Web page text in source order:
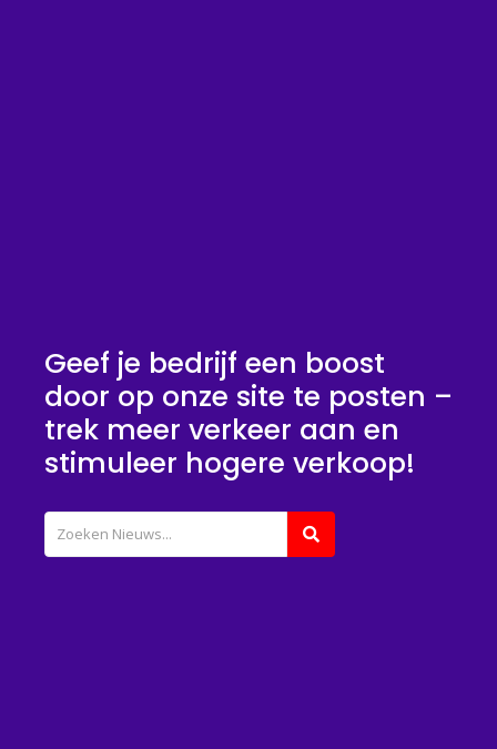
Geef je bedrijf een boost
door op onze site te posten –
trek meer verkeer aan en
stimuleer hogere verkoop!